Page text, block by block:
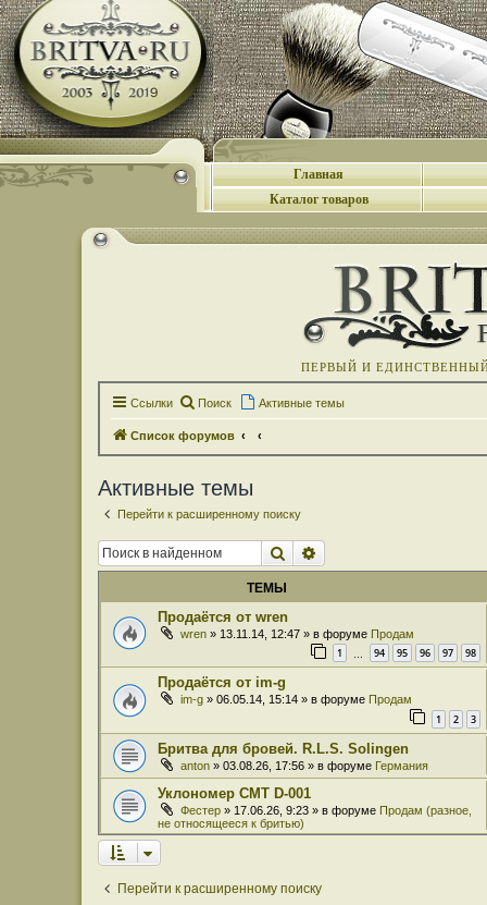
Главная
Каталог товаров
ПЕРВЫЙ И
Ссылки Поиск Активные темы
Список форумов
Активные темы
Перейти к расширенному поиску
Поиск
ТЕМЫ
Продаётся от wren
wren » 13.11.14, 12:47 » в форуме Продам
1 94 95 96 97 98
Продаётся от im-g
im-g » 06.05.14, 15:14 » в форуме Продам
1 2 3
Бритва для бровей. R.L.S. Solingen
anton » 03.08.26, 17:56 » в форуме Германия
Уклономер СМТ D-001
Фестер » 17.06.26, 9:23 » в форуме Продам (разное,
не относящееся к бритью)
Перейти к расширенному поиску